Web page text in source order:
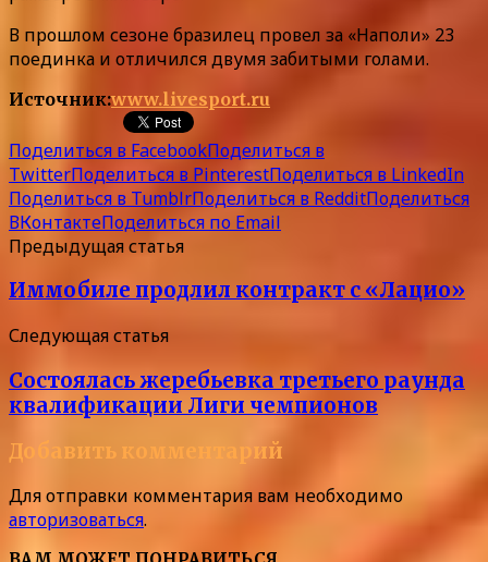
В прошлом сезоне бразилец провел за «Наполи» 23
поединка и отличился двумя забитыми голами.
Источник:www.livesport.ru
Поделиться в FacebookПоделиться в
TwitterПоделиться в PinterestПоделиться в LinkedIn
Поделиться в TumblrПоделиться в RedditПоделиться
ВКонтактеПоделиться по Email
Предыдущая статья
Иммобиле продлил контракт с «Лацио»
Следующая статья
Состоялась жеребьевка третьего раунда
квалификации Лиги чемпионов
Добавить комментарий
Для отправки комментария вам необходимо
авторизоваться.